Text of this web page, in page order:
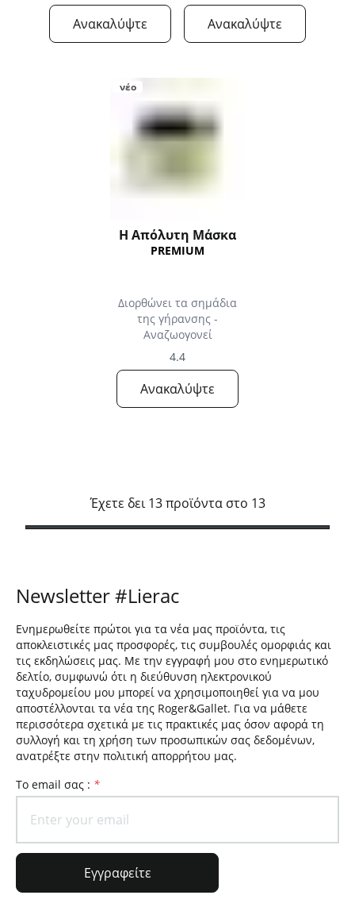
Ανακαλύψτε Ανακαλύψτε
νέο
Η Απόλυτη Μάσκα
PREMIUM
Διορθώνει τα σημάδια
της γήρανσης -
Αναζωογονεί
4.4
Ανακαλύψτε
Έχετε δει 13 προϊόντα στο 13
Newsletter #Lierac
Ενημερωθείτε πρώτοι για τα νέα μας προϊόντα, τις
αποκλειστικές μας προσφορές, τις συμβουλές ομορφιάς και
τις εκδηλώσεις μας. Με την εγγραφή μου στο ενημερωτικό
δελτίο, συμφωνώ ότι η διεύθυνση ηλεκτρονικού
ταχυδρομείου μου μπορεί να χρησιμοποιηθεί για να μου
αποστέλλονται τα νέα της Roger&Gallet. Για να μάθετε
περισσότερα σχετικά με τις πρακτικές μας όσον αφορά τη
συλλογή και τη χρήση των προσωπικών σας δεδομένων,
ανατρέξτε στην πολιτική απορρήτου μας.
To email σας : *
Εγγραφείτε